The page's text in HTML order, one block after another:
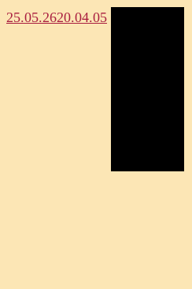
25.05.2620.04.05